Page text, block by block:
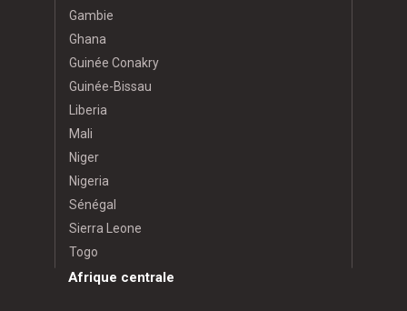
Gambie
Ghana
Guinée Conakry
Guinée-Bissau
Liberia
Mali
Niger
Nigeria
Sénégal
Sierra Leone
Togo
Afrique centrale